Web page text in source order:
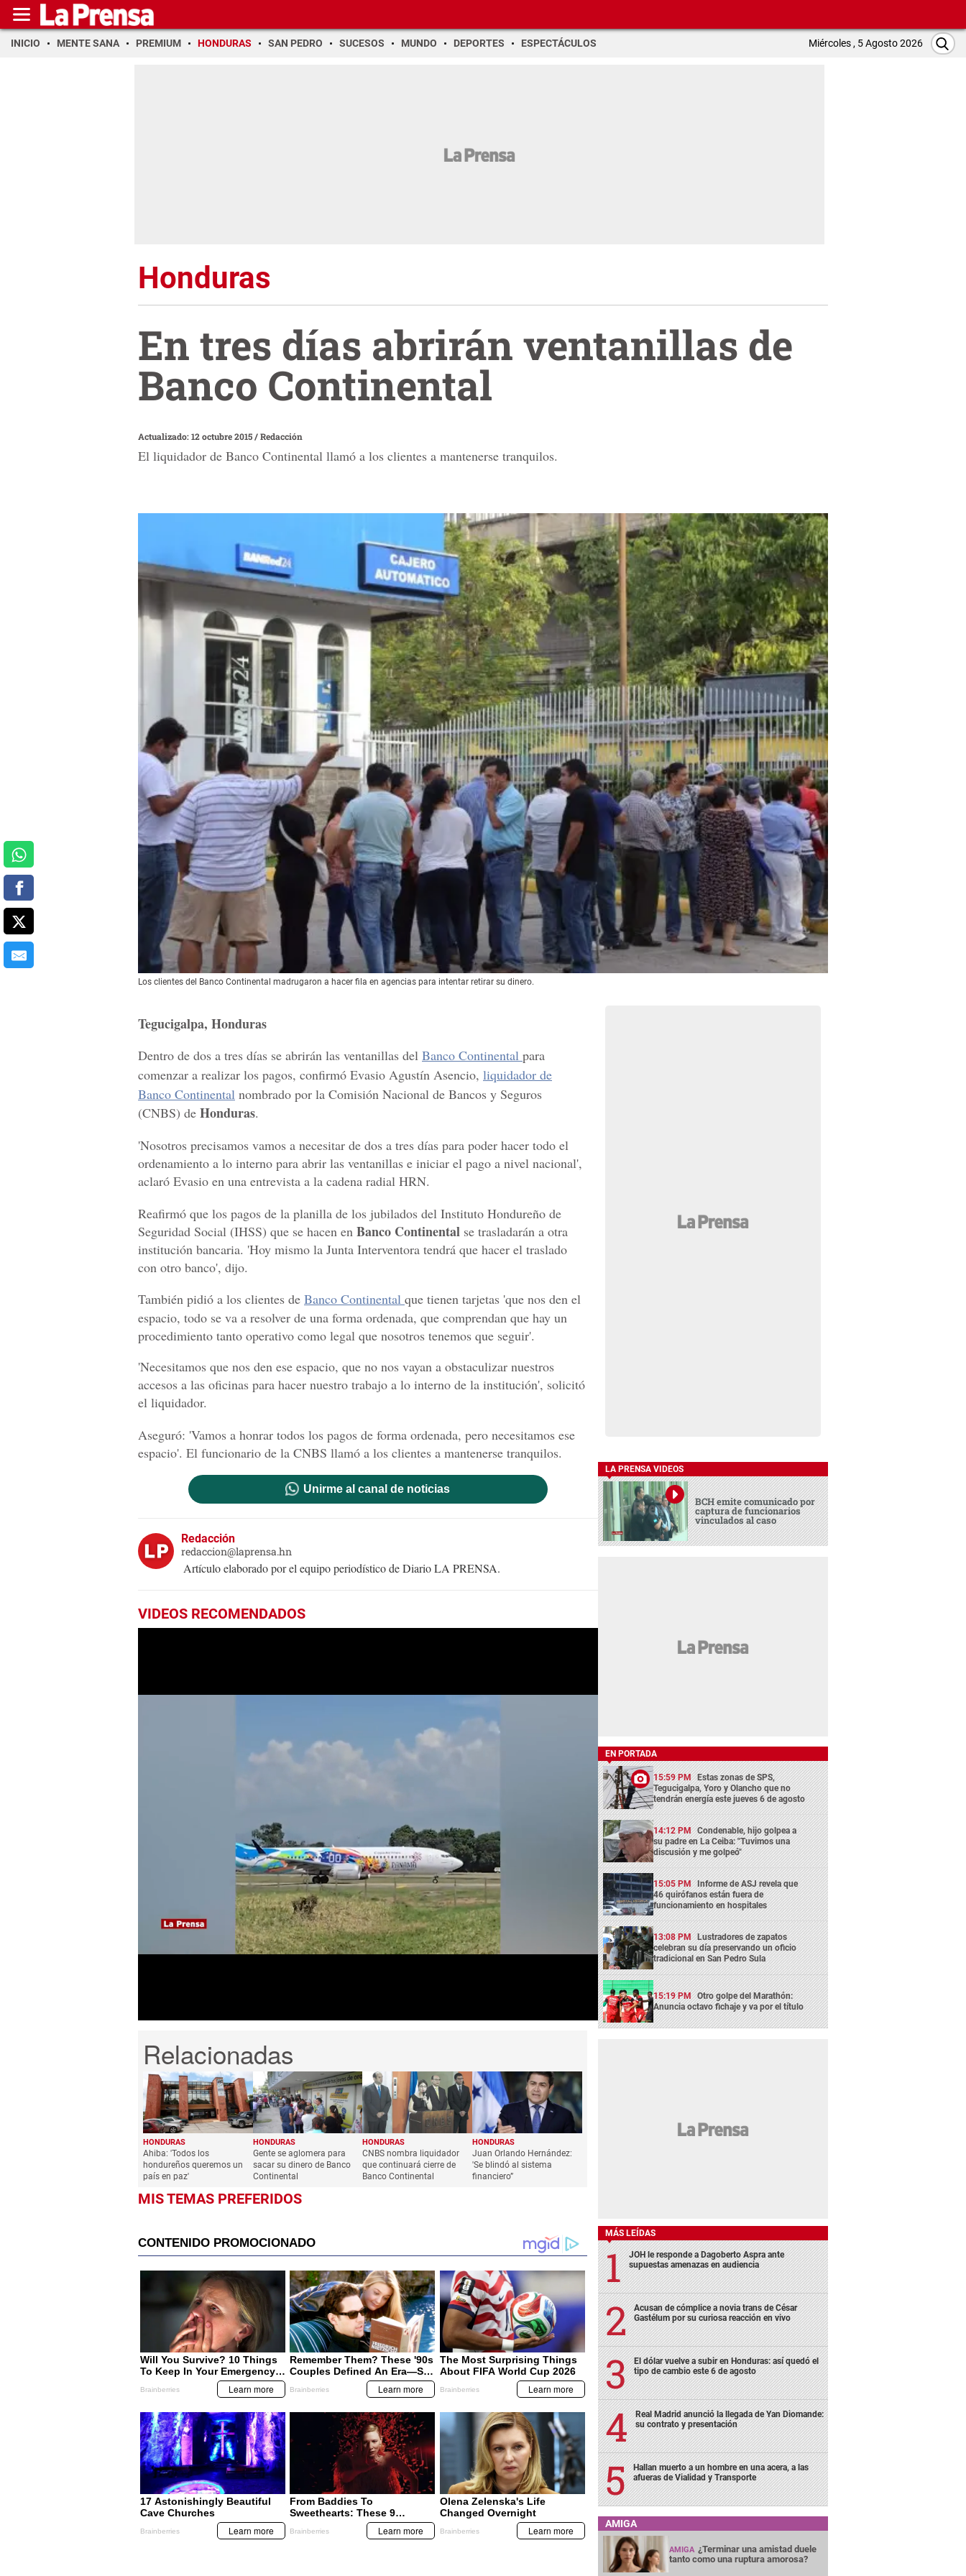
INICIO MENTE SANA PREMIUM HONDURAS SAN PEDRO SUCESOS MUNDO DEPORTES ESPECTÁCULOS Miércoles , 5 Agosto 2026
Honduras
En tres días abrirán ventanillas de
Banco Continental
Actualizado: 12 octubre 2015/Redacción
El liquidador de Banco Continental llamó a los clientes a mantenerse tranquilos.
Los clientes del Banco Continental madrugaron a hacer fila en agencias para intentar retirar su dinero.
Tegucigalpa, Honduras
Dentro de dos a tres días se abrirán las ventanillas del Banco Continental para
comenzar a realizar los pagos, confirmó Evasio Agustín Asencio, liquidador de
Banco Continental nombrado por la Comisión Nacional de Bancos y Seguros
(CNBS) de Honduras.
'Nosotros precisamos vamos a necesitar de dos a tres días para poder hacer todo el
ordenamiento a lo interno para abrir las ventanillas e iniciar el pago a nivel nacional',
aclaró Evasio en una entrevista a la cadena radial HRN.
Reafirmó que los pagos de la planilla de los jubilados del Instituto Hondureño de
Seguridad Social (IHSS) que se hacen en Banco Continental se trasladarán a otra
institución bancaria. 'Hoy mismo la Junta Interventora tendrá que hacer el traslado
con otro banco', dijo.
También pidió a los clientes de Banco Continental que tienen tarjetas 'que nos den el
espacio, todo se va a resolver de una forma ordenada, que comprendan que hay un
procedimiento tanto operativo como legal que nosotros tenemos que seguir'.
'Necesitamos que nos den ese espacio, que no nos vayan a obstaculizar nuestros
accesos a las oficinas para hacer nuestro trabajo a lo interno de la institución', solicitó
el liquidador.
Aseguró: 'Vamos a honrar todos los pagos de forma ordenada, pero necesitamos ese
espacio'. El funcionario de la CNBS llamó a los clientes a mantenerse tranquilos.
Unirme al canal de noticias
Redacción
redaccion@laprensa.hn
Artículo elaborado por el equipo periodístico de Diario LA PRENSA.
VIDEOS RECOMENDADOS
HONDURAS
Ahiba: 'Todos los
hondureños queremos un
país en paz'
HONDURAS
Gente se aglomera para
sacar su dinero de Banco
Continental
HONDURAS
CNBS nombra liquidador
que continuará cierre de
Banco Continental
HONDURAS
Juan Orlando Hernández:
'Se blindó al sistema
financiero”
MIS TEMAS PREFERIDOS
LA PRENSA VIDEOS
BCH emite comunicado por
captura de funcionarios
vinculados al caso
EN PORTADA
15:59 PM Estas zonas de SPS,
Tegucigalpa, Yoro y Olancho que no
tendrán energía este jueves 6 de agosto
14:12 PM Condenable, hijo golpea a
su padre en La Ceiba: "Tuvimos una
discusión y me golpeó"
15:05 PM Informe de ASJ revela que
46 quirófanos están fuera de
funcionamiento en hospitales
13:08 PM Lustradores de zapatos
celebran su día preservando un oficio
tradicional en San Pedro Sula
15:19 PM Otro golpe del Marathón:
Anuncia octavo fichaje y va por el título
MÁS LEÍDAS
JOH le responde a Dagoberto Aspra ante
supuestas amenazas en audiencia
Acusan de cómplice a novia trans de César
Gastélum por su curiosa reacción en vivo
El dólar vuelve a subir en Honduras: así quedó el
tipo de cambio este 6 de agosto
Real Madrid anunció la llegada de Yan Diomande:
su contrato y presentación
Hallan muerto a un hombre en una acera, a las
afueras de Vialidad y Transporte
AMIGA
AMIGA ¿Terminar una amistad duele
tanto como una ruptura amorosa?